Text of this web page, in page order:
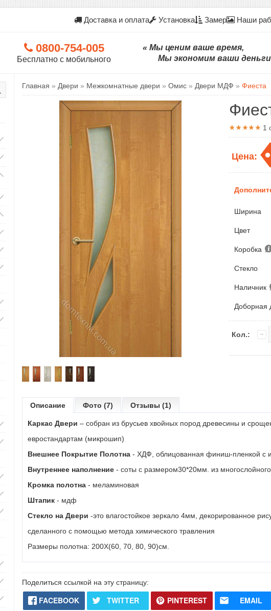
Доставка и оплата Установка Замер Наши
0800-754-005
Бесплатно с мобильного
« Мы ценим ваше время,
Мы экономим ваши
Главная » Двери » Межкомнатные двери » Омис » Двери МДФ » Фиеста
1
Цена:
Ширина
Цвет
Коробка
Стекло
Наличник
Доборная
Кол.:
Описание Фото (7) Отзывы (1)
Каркас Двери – собран из брусьев хвойных пород древесины и
евростандартам (микрошип)
Внешнее Покрытие Полотна - ХДФ, облицованная финиш-пленкой с
Внутреннее наполнение - соты с размером30*20мм. из
Кромка полотна - меламиновая
Штапик - мдф
Стекло на Двери -это влагостойкое зеркало 4мм, декорированное
сделанного с помощью метода химического травления
Размеры полотна: 200Х(60, 70, 80, 90)см.
Поделиться ссылкой на эту страницу:
FACEBOOK TWITTER PINTEREST EMAIL